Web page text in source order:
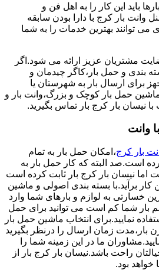
باید این کار را به اهل فن و
وانت بار کرج با دارا بودن سابقه
می توانند بهترین خدمات را به شما
مشتریان عزیز ارائه می شود.اگر
بندی و حمل بار،کاگر چیدمان و
برای ارسال بار به شهرستان یا
حمل بار کوچک و بزرگ،وانت بار و
نیسان بار کرج بار تماس بگیرید.
وانت
بار کرج،امکان حمل بار به تمام
است.صد البته که کار حمل بار به
اما نیسان بار کرج بار ثابت کرده است
کار برآید.با بسته بندی اصولی و ماشین
خسارتی به لوازم و بارهای شما وارد
بار شما کم است می توانید برای حمل
نمایید.برای انتخاب ماشین حمل بار
بار،مدت زمان ارسال را درنظر بگیرید
ما در این زمینه شما را
راحت باشد.نیسان بار کرج بار از
خواهد بود.